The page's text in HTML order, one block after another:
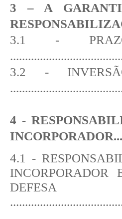
3 – A
3.1 -
3.2 -
4 -
INCORPORADOR
4.1 -
DEFESA